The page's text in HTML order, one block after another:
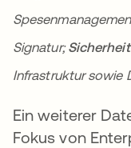
Signatur;Sicherheit
Infrastruktur sowie
Ein weiterer
Fokus von